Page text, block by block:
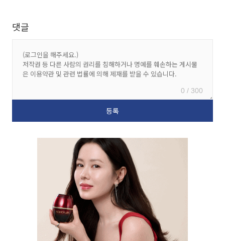
댓글
0 / 300